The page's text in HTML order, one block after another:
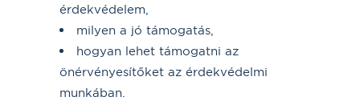
érdekvédelem,
milyen a jó támogatás,
hogyan lehet támogatni az
önérvényesítőket az érdekvédelmi
munkában.